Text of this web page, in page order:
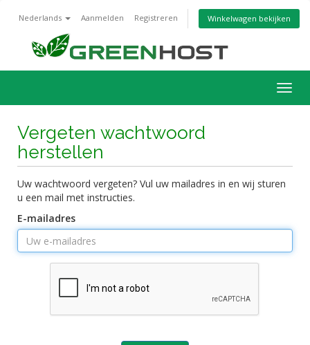
Nederlands Aanmelden Registreren Winkelwagen bekijken
in-/
Vergeten wachtwoord
herstellen
Uw wachtwoord vergeten? Vul uw mailadres in en wij sturen
u een mail met instructies.
E-mailadres